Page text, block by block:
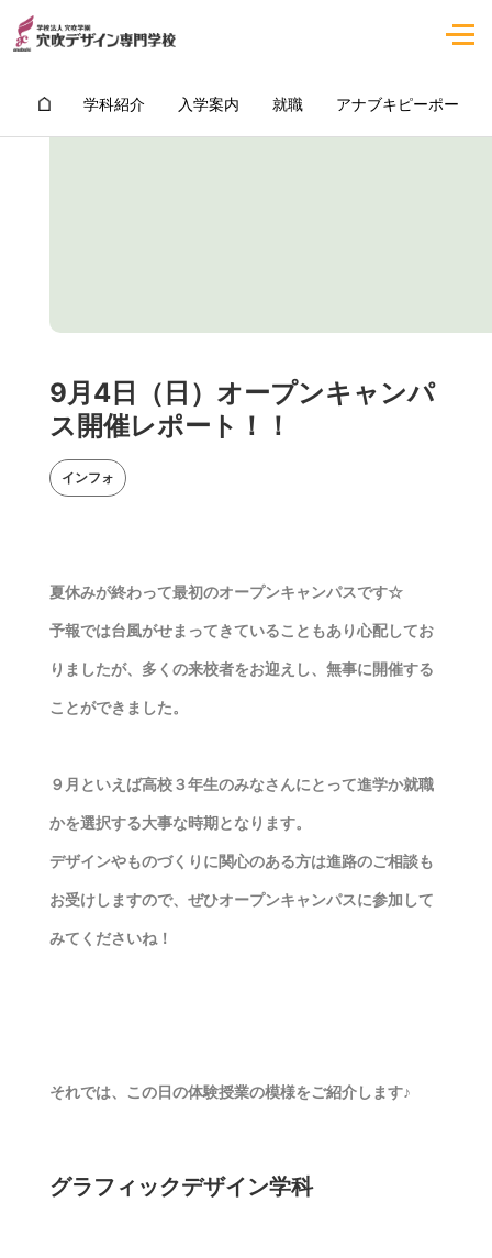
学科紹介 入学案内 就職 アナブキピーポー
9月4日（日）オープンキャンパ
ス開催レポート！！
インフォ
夏休みが終わって最初のオープンキャンパスです☆
予報では台風がせまってきていることもあり心配してお
りましたが、多くの来校者をお迎えし、無事に開催する
ことができました。
９月といえば高校３年生のみなさんにとって進学か就職
かを選択する大事な時期となります。
デザインやものづくりに関心のある方は進路のご相談も
お受けしますので、ぜひオープンキャンパスに参加して
みてくださいね！
それでは、この日の体験授業の模様をご紹介します♪
グラフィックデザイン学科